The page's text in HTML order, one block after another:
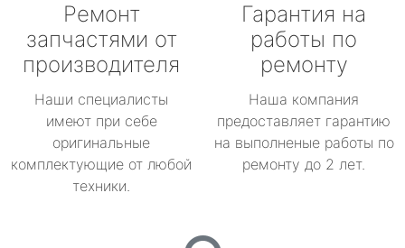
Ремонт
запчастями от
производителя
Наши специалисты
имеют при себе
оригинальные
комплектующие от любой
техники.
Гарантия на
работы по
ремонту
Наша компания
предоставляет гарантию
на выполненые работы по
ремонту до 2 лет.